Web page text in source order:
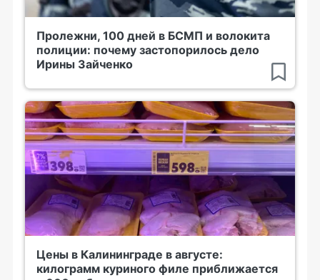
Пролежни, 100 дней в БСМП и волокита
полиции: почему застопорилось дело
Ирины Зайченко
Цены в Калининграде в августе:
килограмм куриного филе приближается